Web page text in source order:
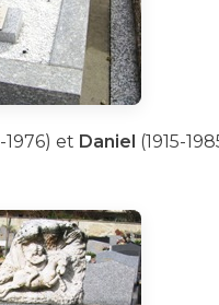
1976) et Daniel (1915-